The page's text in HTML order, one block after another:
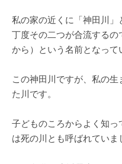
私の家の近くに「神田川」
丁度その二つが合流するの
から）という名前となって
この神田川ですが、私の
た川です。
子どものころからよく知っ
は死の川とも呼ばれていま